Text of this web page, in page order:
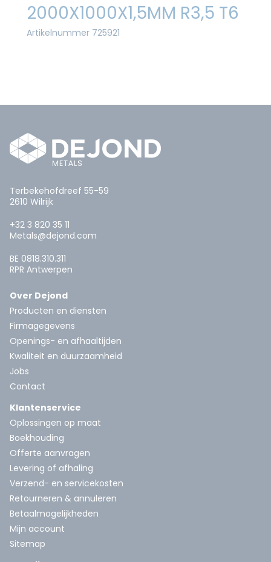
2000X1000X1,5MM R3,5 T6
Artikelnummer 725921
Terbekehofdreef 55-59
2610 Wilrijk
+32 3 820 35 11
Metals@dejond.com
BE 0818.310.311
RPR Antwerpen
Over Dejond
Producten en diensten
Firmagegevens
Openings- en afhaaltijden
Kwaliteit en duurzaamheid
Jobs
Contact
Klantenservice
Oplossingen op maat
Boekhouding
Offerte aanvragen
Levering of afhaling
Verzend- en servicekosten
Retourneren & annuleren
Betaalmogelijkheden
Mijn account
Sitemap